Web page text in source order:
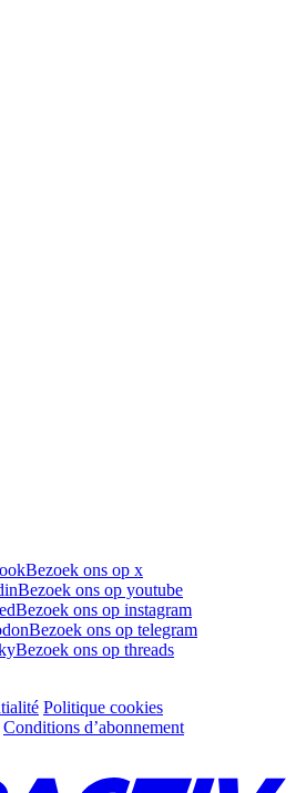
Bezoek ons op x
Bezoek ons op youtube
Bezoek ons op instagram
Bezoek ons op telegram
Bezoek ons op threads
Politique cookies
Conditions d’abonnement